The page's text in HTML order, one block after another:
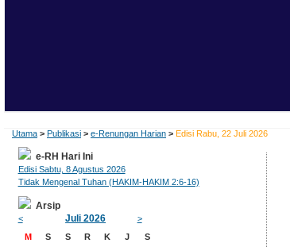
Utama > Publikasi > e-Renungan Harian > Edisi Rabu, 22 Juli 2026
e-RH Hari Ini
Edisi Sabtu, 8 Agustus 2026
Tidak Mengenal Tuhan (HAKIM-HAKIM 2:6-16)
Arsip
< Juli 2026
>
M
S S R K J S